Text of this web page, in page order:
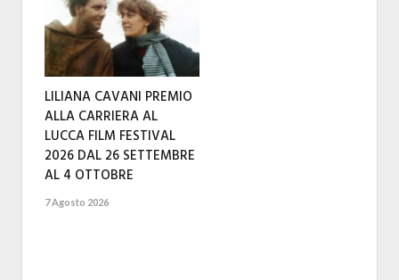
LILIANA CAVANI PREMIO
ALLA CARRIERA AL
LUCCA FILM FESTIVAL
2026 DAL 26 SETTEMBRE
AL 4 OTTOBRE
7 Agosto 2026